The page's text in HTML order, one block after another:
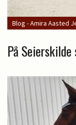
Blog - Amira Aasted
På